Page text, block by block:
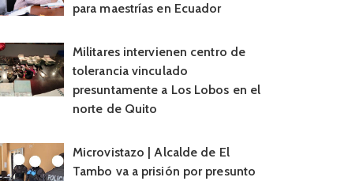
para maestrías en Ecuador
Militares intervienen centro de
tolerancia vinculado
presuntamente a Los Lobos en el
norte de Quito
Microvistazo | Alcalde de El
Tambo va a prisión por presunto